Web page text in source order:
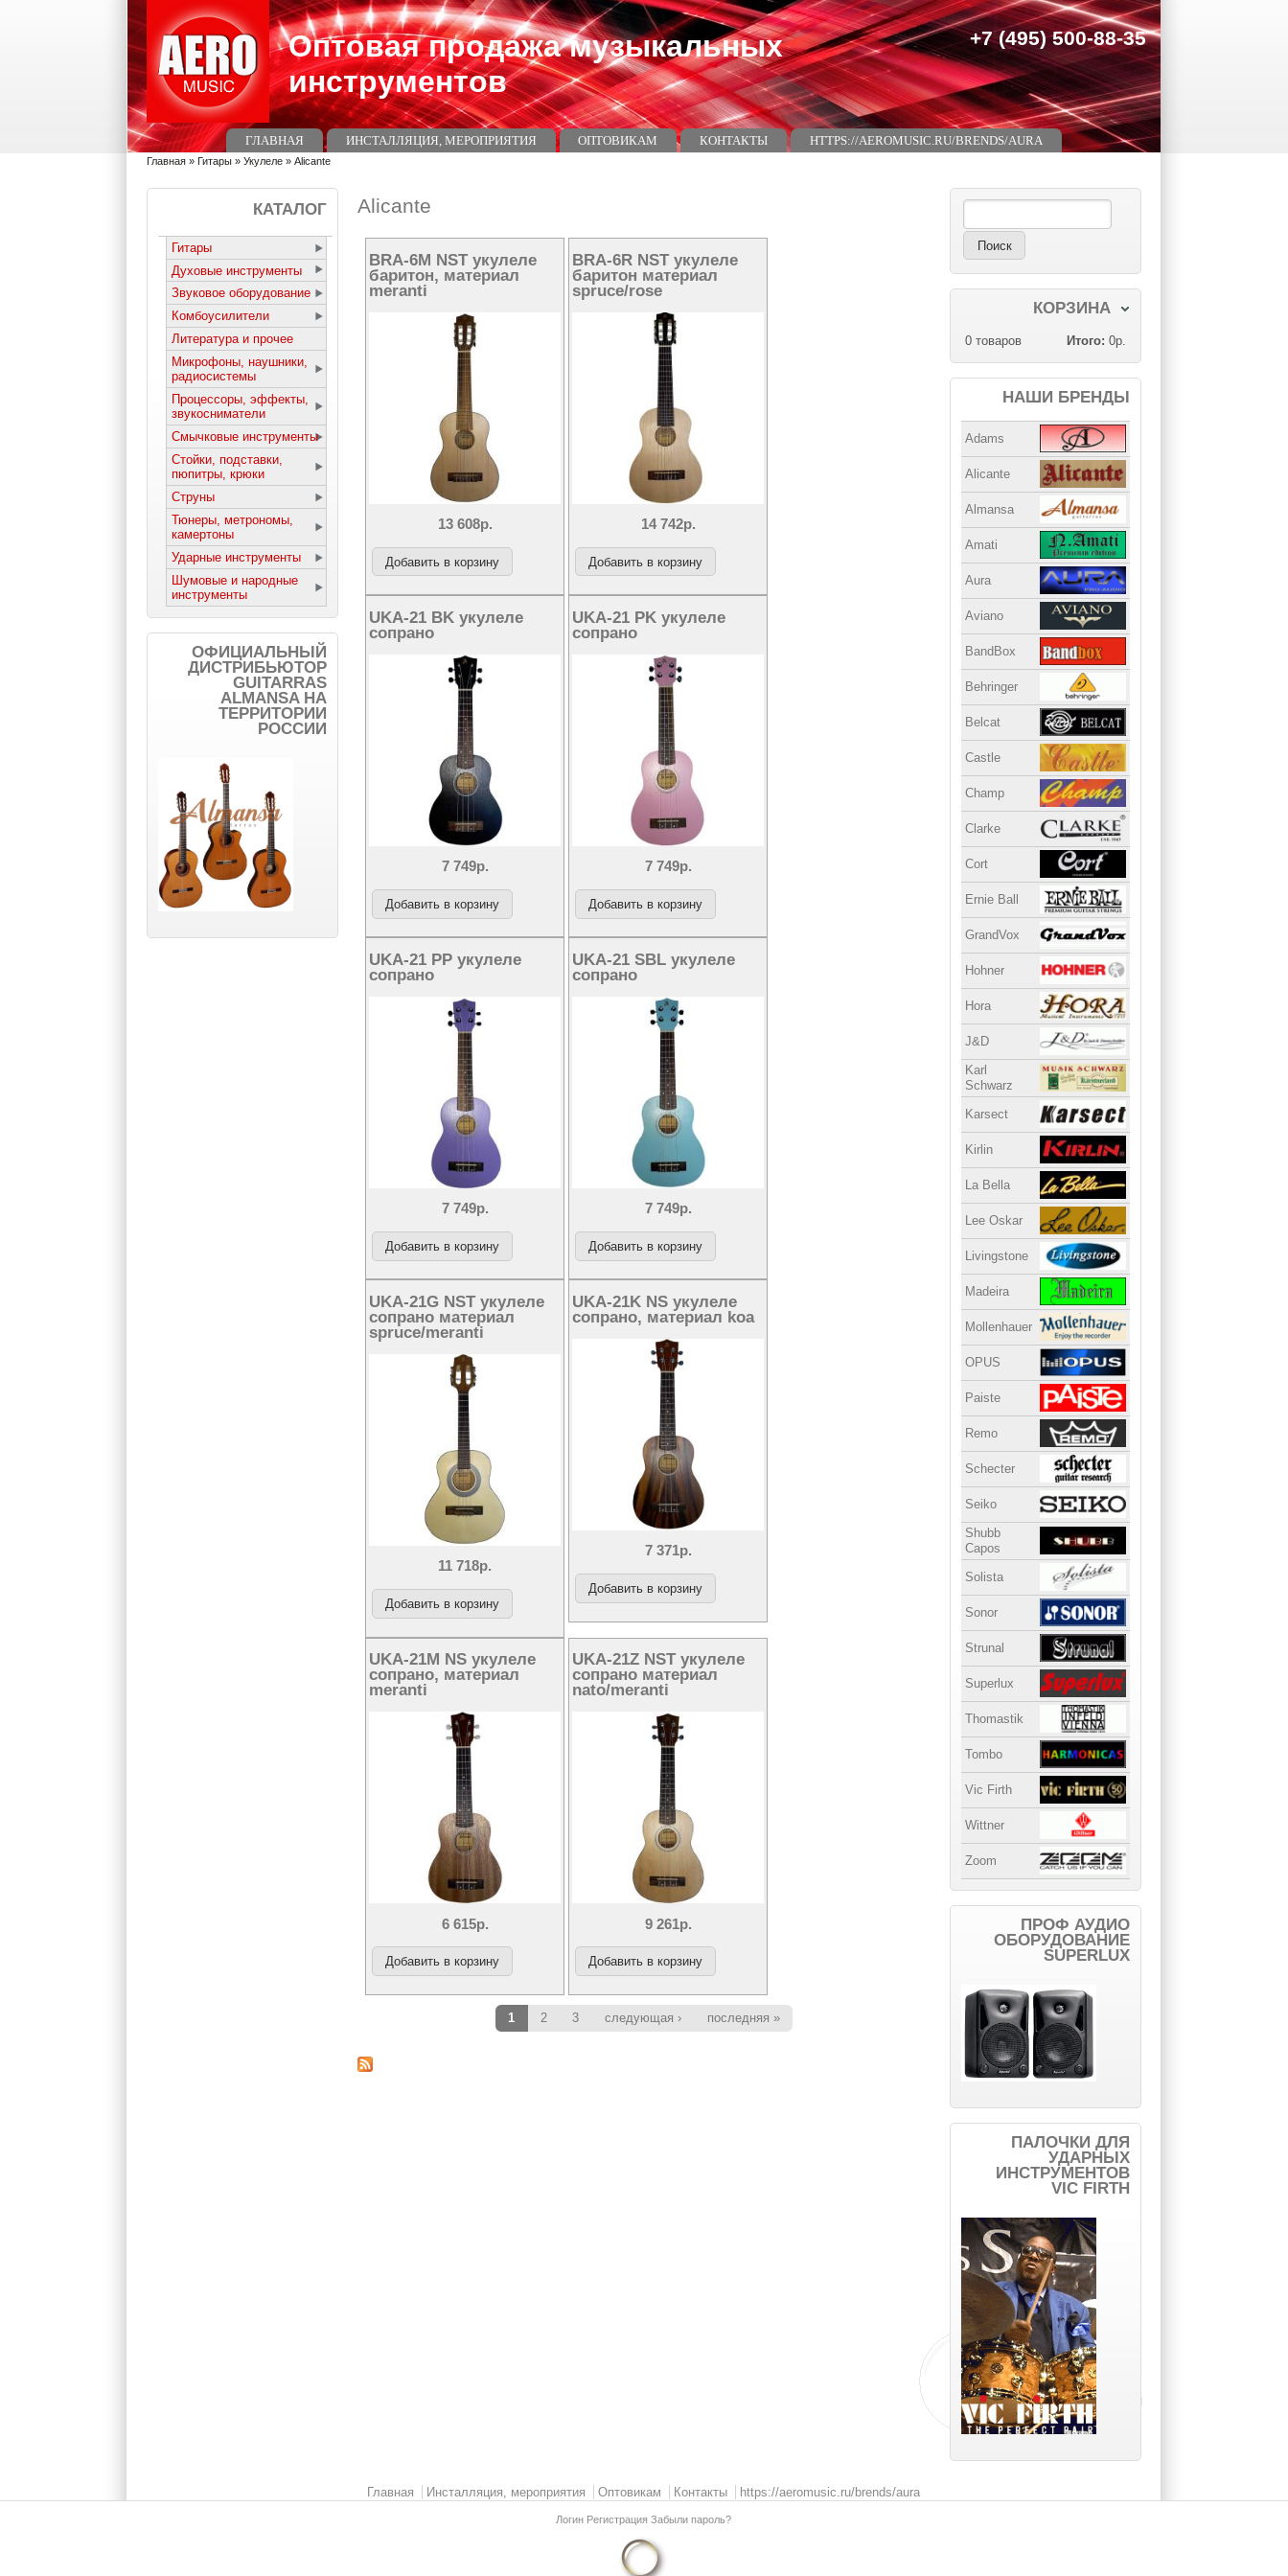
Перейти к основному содержанию
+7 (495) 500-88-35
Оптовая продажа музыкальных
инструментов
Главное меню ГЛАВНАЯ ИНСТАЛЛЯЦИЯ, МЕРОПРИЯТИЯ ОПТОВИКАМ КОНТАКТЫ
HTTPS://AEROMUSIC.RU/BRENDS/AURA
Вы здесь
Главная» Гитары» Укулеле» Alicante
КАТАЛОГ
Гитары
Духовые инструменты
Звуковое оборудование
Комбоусилители
Литература и прочее
Микрофоны, наушники,
радиосистемы
Процессоры, эффекты,
звукосниматели
Смычковые инструменты
Стойки, подставки,
пюпитры, крюки
Струны
Тюнеры, метрономы,
камертоны
Ударные инструменты
Шумовые и народные
инструменты
ОФИЦИАЛЬНЫЙ
ДИСТРИБЬЮТОР
GUITARRAS
ALMANSA НА
ТЕРРИТОРИИ
РОССИИ
Alicante
BRA-6M NST укулеле
баритон, материал
meranti
13 608р.
BRA-6R NST укулеле
баритон материал
spruce/rose
14 742р.
UKA-21 BK укулеле
сопрано
7 749р.
UKA-21 PK укулеле
сопрано
7 749р.
UKA-21 PP укулеле
сопрано
7 749р.
UKA-21 SBL укулеле
сопрано
7 749р.
UKA-21G NST укулеле
сопрано материал
spruce/meranti
11 718р.
UKA-21K NS укулеле
сопрано, материал koa
7 371р.
UKA-21M NS укулеле
сопрано, материал
meranti
6 615р.
UKA-21Z NST укулеле
сопрано материал
nato/meranti
9 261р.
1 2 3 следующая › последняя »
КОРЗИНА
0товаров Итого: 0р.
НАШИ БРЕНДЫ
Adams
Alicante
Almansa
Amati
Aura
Aviano
BandBox
Behringer
Belcat
Castle
Champ
Clarke
Cort
Ernie Ball
GrandVox
Hohner
Hora
J&D
Karl
Schwarz
Karsect
Kirlin
La Bella
Lee Oskar
Livingstone
Madeira
Mollenhauer
OPUS
Paiste
Remo
Schecter
Seiko
Shubb
Capos
Solista
Sonor
Strunal
Superlux
Thomastik
Tombo
Vic Firth
Wittner
Zoom
ПРОФ АУДИО
ОБОРУДОВАНИЕ
SUPERLUX
ПАЛОЧКИ ДЛЯ
УДАРНЫХ
ИНСТРУМЕНТОВ
VIC FIRTH
Главная Инсталляция, мероприятия Оптовикам Контакты https://aeromusic.ru/brends/aura
Логин РегистрацияЗабыли пароль?